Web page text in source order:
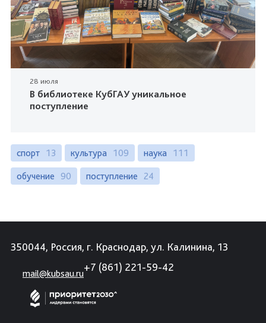
28 июля
В библиотеке КубГАУ уникальное
поступление
спорт 13 культура 109 наука 111
обучение 90 поступление 24
350044, Россия, г. Краснодар, ул. Калинина, 13
mail@kubsau.ru
+7 (861) 221-59-42